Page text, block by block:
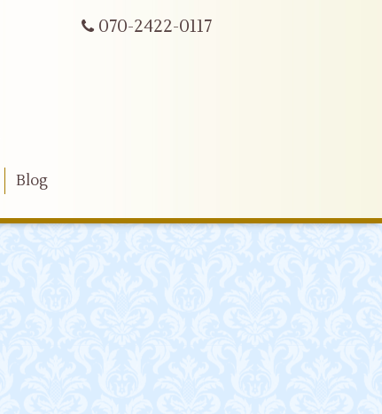
070-2422-0117
Blog